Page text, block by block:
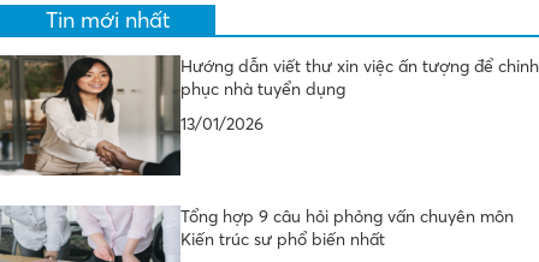
Tin mới nhất
Hướng dẫn viết thư xin việc ấn tượng để chinh
phục nhà tuyển dụng
13/01/2026
Tổng hợp 9 câu hỏi phỏng vấn chuyên môn
Kiến trúc sư phổ biến nhất